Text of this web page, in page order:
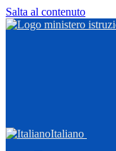
Salta al contenuto
Italiano